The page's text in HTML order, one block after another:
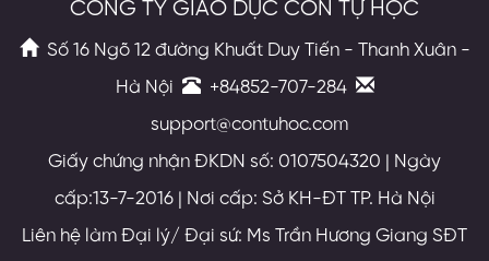
CÔNG TY GIÁO DỤC CON TỰ HỌC
Số 16 Ngõ 12 đường Khuất Duy Tiến - Thanh Xuân -
Hà Nội
+84852-707-284
support@contuhoc.com
Giấy chứng nhận ĐKDN số: 0107504320 | Ngày
cấp:13-7-2016 | Nơi cấp: Sở KH-ĐT TP. Hà Nội
Liên hệ làm Đại lý/ Đại sứ: Ms Trần Hương Giang SĐT